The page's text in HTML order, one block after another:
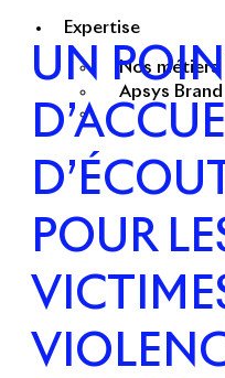
Expertise
Nos métiers
Apsys
UN
POUR